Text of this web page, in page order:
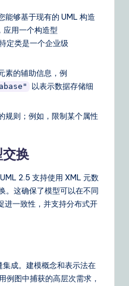
能够基于现有的 UML 构造
应用一个构造型
定类是一个企业级
素的辅助信息，例
以表示数据存储细
规则；例如，限制某个属性
换
2.5 支持使用 XML 元数
。这确保了模型可以在不同
进一致性，并支持分布式开
成。建模概念和表示法在
图中捕获的高层次需求，